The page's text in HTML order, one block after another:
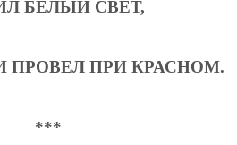
БЕЛЫЙ СВЕТ,
ПРОВЕЛ ПРИ КРАСНОМ.
***